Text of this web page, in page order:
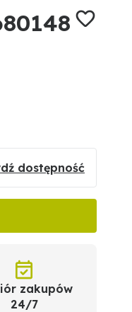
dostępność
zakupów
24/7